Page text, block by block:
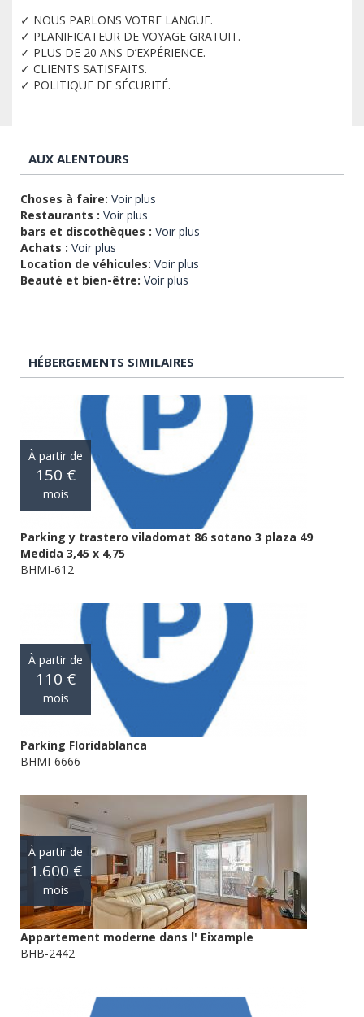
✓ NOUS PARLONS VOTRE LANGUE.
✓ PLANIFICATEUR DE VOYAGE GRATUIT.
✓ PLUS DE 20 ANS D’EXPÉRIENCE.
✓ CLIENTS SATISFAITS.
✓ POLITIQUE DE SÉCURITÉ.
AUX ALENTOURS
Choses à faire: Voir plus
Restaurants : Voir plus
bars et discothèques : Voir plus
Achats : Voir plus
Location de véhicules: Voir plus
Beauté et bien-être: Voir plus
HÉBERGEMENTS SIMILAIRES
À partir de
150 €
mois
Parking y trastero viladomat 86 sotano 3 plaza 49
Medida 3,45 x 4,75
BHMI-612
À partir de
110 €
mois
Parking Floridablanca
BHMI-6666
À partir de
1.600 €
mois
Appartement moderne dans l' Eixample
BHB-2442